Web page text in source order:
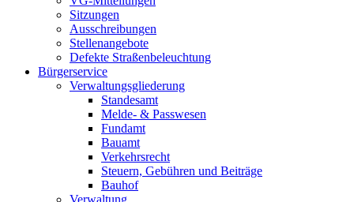
Sitzungen
Ausschreibungen
Stellenangebote
Defekte Straßenbeleuchtung
Bürgerservice
Verwaltungsgliederung
Standesamt
Melde- & Passwesen
Fundamt
Bauamt
Verkehrsrecht
Steuern, Gebühren und Beiträge
Bauhof
Verwaltung